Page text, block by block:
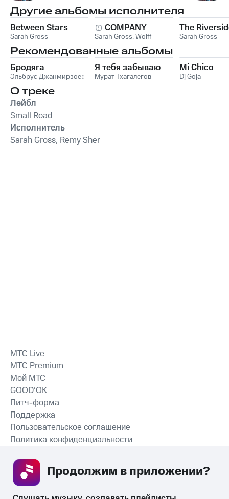
Другие альбомы исполнителя
Between Stars
Sarah Gross
COMPANY
Sarah Gross,Wolff
The
Sarah Gross
Рекомендованные альбомы
Бродяга
Эльбрус Джанмирзоев
Я тебя забываю
Мурат Тхагалегов
Mi Chico
Dj Goja
О треке
Лейбл
Small Road
Исполнитель
Sarah Gross, Remy Sher
СКАЧАТЬ ПРИЛОЖЕНИЕ
MTС Live
MTС Premium
Мой МТС
GOOD’OK
Питч-форма
Поддержка
Пользовательское соглашение
Политика конфиденциальности